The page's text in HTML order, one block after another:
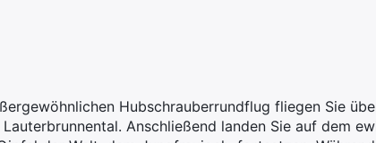
Hubschrauberrundflug fliegen Sie
Anschließend landen Sie auf dem